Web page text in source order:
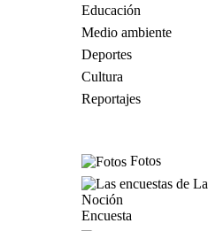
Educación
Medio ambiente
Deportes
Cultura
Reportajes
Fotos
Encuesta